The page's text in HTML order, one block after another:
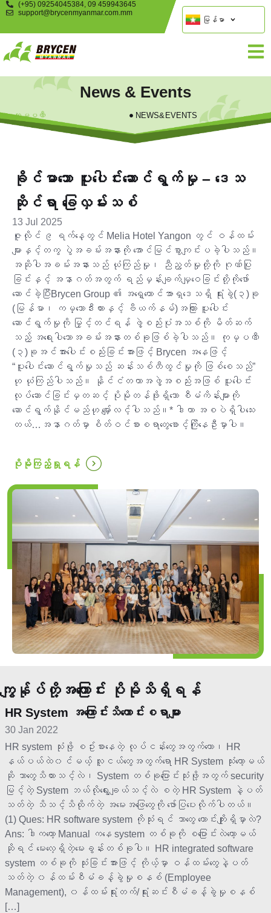
(+95) 09254045384, 09 459943645
support@brycenmyanmar.com.mm
မြန်မာ
News & Events
ကုမ္ပဏီ NEWS&EVENTS
ခိုင်မာသော ပူးပေါင်းဆောင်ရွက်မှု – ဒေသ
ဆိုင်ရာ ခြေလှမ်းသစ်
13 Jul 2025
ဇူလိုင် ၉ ရက်နေ့တွင် Melia Hotel Yangon တွင် ဝန်ထမ်း
များနှင့်တကွ ပွဲအခမ်းအနားကို အောင်မြင်စွာကျင်းပခဲ့ပါသည်။
အဆိုပါအခမ်းအနားသည် ယုံကြည်မှု၊ ညီညွတ်မှုတို့ကို ဂုဏ်ပြု
ခြင်းနှင့် အနာဂတ်အတွက် ရည်မှန်းချက်မျှဝေခြင်းတို့ကိုဖော်
ဆောင်ခဲ့ပြီးBrycen Group ၏ အရှေ့တောင်အာရှဒေသရှိ ရုံးခွဲ(၃)ခု
(မြန်မာ၊ ကမ္ဘောဒီးယားနှင့် ဗီယက်နမ်)အကြား ပူးပေါင်း
ဆောင်ရွက်မှုကို မြှင့်တင်ရန် ဖွဲ့စည်းပုံအသစ်ကို မိတ်ဆက်
သည့် အရေးပါသောအခမ်းအနားတစ်ခုဖြစ်ခဲ့ပါသည်။ ကုမ္ပဏီ
(၃)ခုအင်အားပေါင်းစည်းခြင်းအားဖြင့် Brycen အနေဖြင့်
“ပူးပေါင်းဆောင်ရွက်မှုသည် ဆန်းသစ်တီထွင်မှုကို ဖြစ်စေသည်”
ဟု ယုံကြည်ပါသည်။ နိုင်ငံတကာအဖွဲ့အစည်းအဖြစ် ပူးပေါင်း
လုပ်ဆောင်ခြင်းမှတဆင့် ပိုမိုတန်ဖိုးရှိသော စီမံကိန်းများကို
ဆောင်ရွက်နိုင်မည်ဟု မျှော်လင့်ပါသည်။* ဒါဟာ အစပဲရှိပါသေး
တယ်…အနာဂတ်မှာ စိတ်ဝင်စားစရာတွေစောင့်ကြိုနေဦးမှာပါ။
ပိုမိုကြည့်ရှုရန်
ကျွန်ုပ်တို့အကြောင်း ပိုမိုသိရှိရန်
HR System အကြောင်းသိကောင်းစရာများ
30 Jan 2022
HR system သုံးဖို့ စဥ်းစားနေတဲ့ လုပ်ငန်းတွေအတွက်ကော၊ HR
နယ်ပယ်ထဲ၀င်မယ့် လူငယ်တွေအတွက်ရော HR System သုံးတော့မယ်
ဆို ဘာတွေသိထားသင့်လဲ၊ System တစ်ခုပြောင်းသုံးဖို့အတွက် security
မြင့်တဲ့ System ဘယ်လိုရွေးချယ်သင့်လဲ စတဲ့ HR System နဲ့ပတ်
သတ်တဲ့ သိသင့်သိထိုက်တဲ့ အမေးအ‌ဖြေတွေကို ဖော်ပြပေးလိုက်ပါတယ်။
(1) Ques: HR software system ကိုသုံးရင် ဘာတွေ ကောင်းကျိုးရှိမှာလဲ?
Ans: ဒါကတော့ Manual ကနေ system တစ်ခုကို စပြောင်းလဲတော့မယ်
ဆိုရင် မေးလေ့ရှိတဲ့မေးခွန်းတစ်ခုပါ။ HR integrated software
system တစ်ခုကို သုံးခြင်းအားဖြင့် ကိုယ့်မှာ ဝန်ထမ်းတွေနဲ့ပတ်
သတ်တဲ့ ၀န်ထမ်းစီမံခန့်ခွဲမှုစနစ် (Employee
Management), ၀န်ထမ်းရုံးတက်/ရုံးဆင်းစီမံခန့်ခွဲမှုစနစ်
[…]